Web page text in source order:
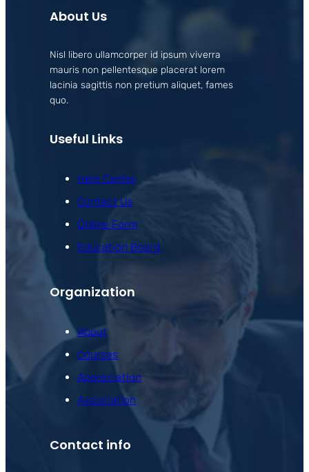
About Us
Nisl libero ullamcorper id ipsum viverra
mauris non pellentesque placerat lorem
lacinia sagittis non pretium aliquet, fames
quo.
Useful Links
Help Center
Contact Us
Online Form
Education Board
Organization
About
Courses
Appreciation
Association
Contact info